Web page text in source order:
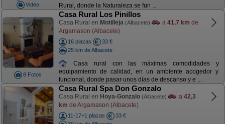
Video
Rural, donde la Naturaleza se fun ...
8 Fotos
Casa Rural Los Pinillos
Casa Rural en Motilleja (Albacete) a 41,7 km de
Argamason (Albacete)
16 plazas
33 €
25 km de Albacete
Casa rural con las máximas comodidades y
equipamiento de calidad, en un ambiente acogedor y
funcional, donde pasar unos días de descanso y e ...
Casa Rural Spa Don Gonzalo
Casa Rural en Hoya-Gonzalo (Albacete) a 42,3
km de Argamason (Albacete)
11-17+1 plazas
33 €